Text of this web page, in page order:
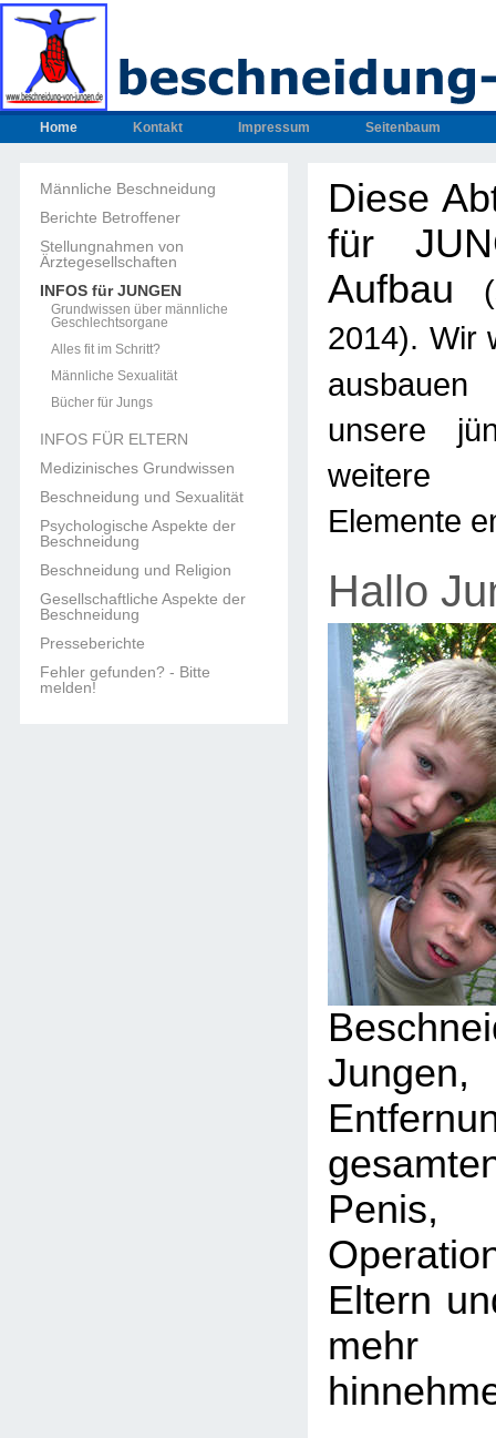
Home Kontakt Impressum Seitenbaum
Männliche Beschneidung
Berichte Betroffener
Stellungnahmen von
Ärztegesellschaften
INFOS für JUNGEN
Grundwissen über männliche
Geschlechtsorgane
Alles fit im Schritt?
Männliche Sexualität
Bücher für Jungs
INFOS FÜR ELTERN
Medizinisches Grundwissen
Beschneidung und Sexualität
Psychologische Aspekte der
Beschneidung
Beschneidung und Religion
Gesellschaftliche Aspekte der
Beschneidung
Presseberichte
Fehler gefunden? - Bitte
melden!
Diese
für
Aufbau
2014). Wir
unsere
weitere
Elemente
Hallo
Eltern
mehr